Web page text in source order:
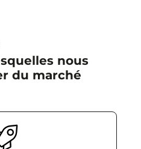
nous
du marché